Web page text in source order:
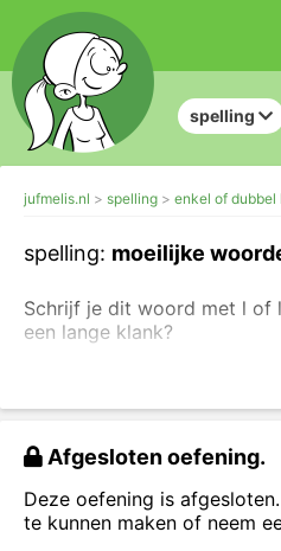
spelling
jufmelis.nl spelling enkel of dubbel
spelling: moeilijke
Schrijf je dit woord met l of
een lange klank?
woorden oefenen: woorden
met l of ll.
Schrijf het woord over en
Afgesloten oefening.
Deze oefening is afgesloten.
te kunnen maken of neem